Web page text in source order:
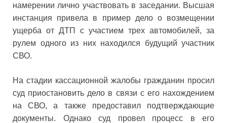
намерении лично участвовать в заседании. Высшая
инстанция привела в пример дело о возмещении
ущерба от ДТП с участием трех автомобилей, за
рулем одного из них находился будущий участник
СВО.
На стадии кассационной жалобы гражданин просил
суд приостановить дело в связи с его нахождением
на СВО, а также предоставил подтверждающие
документы. Однако суд провел процесс в его